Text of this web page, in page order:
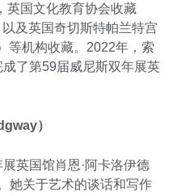
英国文化教育协会收藏
及英国奇切斯特帕兰特宫
等机构收藏。2022年，索
了第59届威尼斯双年展英
）
英国馆肖恩·阿卡洛伊德
她关于艺术的谈话和写作